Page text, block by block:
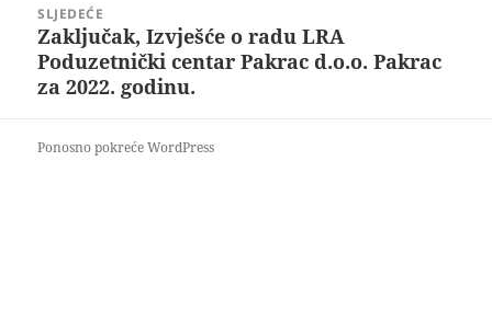
SLJEDEĆE
Sljedeća
objava:
Zaključak, Izvješće o radu LRA
Poduzetnički centar Pakrac d.o.o. Pakrac
za 2022. godinu.
Ponosno pokreće WordPress